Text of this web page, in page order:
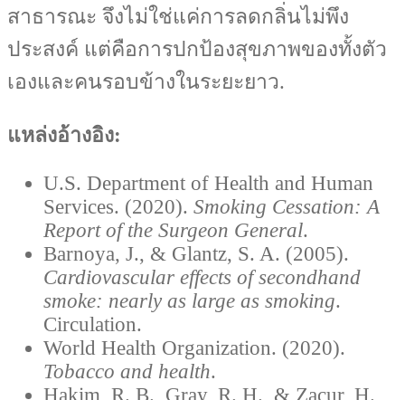
สาธารณะ จึงไม่ใช่แค่การลดกลิ่นไม่พึง
ประสงค์ แต่คือการปกป้องสุขภาพของทั้งตัว
เองและคนรอบข้างในระยะยาว.
แหล่งอ้างอิง:
U.S. Department of Health and Human
Services. (2020). Smoking Cessation: A
Report of the Surgeon General.
Barnoya, J., & Glantz, S. A. (2005).
Cardiovascular effects of secondhand
smoke: nearly as large as smoking.
Circulation.
World Health Organization. (2020).
Tobacco and health.
Hakim, R. B., Gray, R. H., & Zacur, H.